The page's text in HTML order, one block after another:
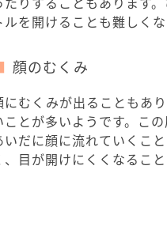
ルを開けることも難しくな
顔のむくみ
にむくみが出ることもあ
ことが多いようです。こ
いだに顔に流れていくこ
、目が開けにくくなること